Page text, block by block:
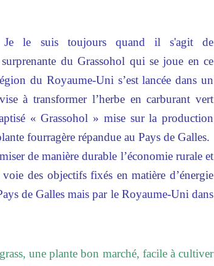
Je le suis toujours quand il s'agit de
du Grassohol qui se joue en ce
du Royaume-Uni s’est lancée dans un
à transformer l’herbe en carburant vert
« Grassohol » mise sur la production
fourragère répandue au Pays de Galles.
de manière durable l’économie rurale et
des objectifs fixés en matière d’énergie
de Galles mais par le Royaume-Uni dans
une plante bon marché, facile à cultiver